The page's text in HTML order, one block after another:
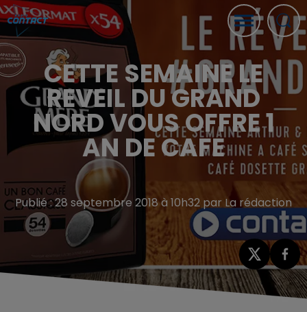
CETTE SEMAINE LE
REVEIL DU GRAND
NORD VOUS OFFRE 1
AN DE CAFE
Publié : 28 septembre 2018 à 10h32 par La rédaction